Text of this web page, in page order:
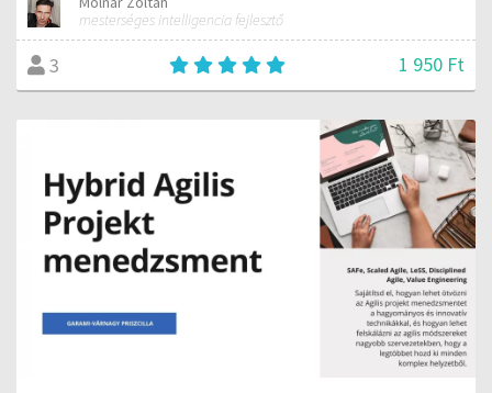
mesterséges intelligencia fejlesztő
3 1 950 Ft